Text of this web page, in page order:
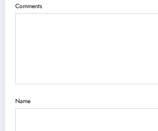
Comments
Name